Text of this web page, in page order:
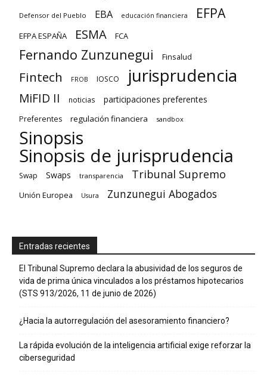
Defensor del Pueblo EBA educación financiera EFPA
EFPA ESPAÑA ESMA FCA
Fernando Zunzunegui Finsalud
Fintech FROB IOSCO jurisprudencia
MiFID II noticias participaciones preferentes
Preferentes regulación financiera sandbox
Sinopsis
Sinopsis de jurisprudencia
Swap Swaps transparencia Tribunal Supremo
Unión Europea Usura Zunzunegui Abogados
Entradas recientes
El Tribunal Supremo declara la abusividad de los seguros de
vida de prima única vinculados a los préstamos hipotecarios
(STS 913/2026, 11 de junio de 2026)
¿Hacia la autorregulación del asesoramiento financiero?
La rápida evolución de la inteligencia artificial exige reforzar la
ciberseguridad